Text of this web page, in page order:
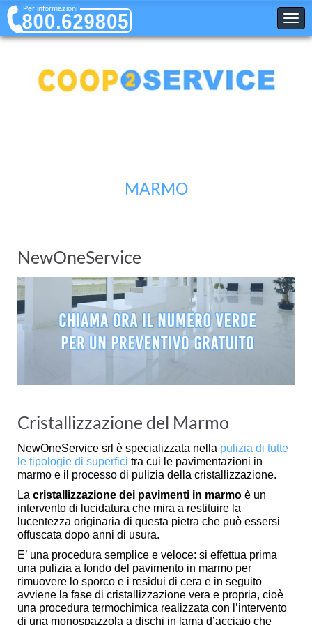
Per informazioni
800.629805
MARMO
NewOneService
Cristallizzazione del Marmo
NewOneService srl è specializzata nella pulizia di tutte
le tipologie di superfici tra cui le pavimentazioni in
marmo e il processo di pulizia della cristallizzazione.
La cristallizzazione dei pavimenti in marmo è un
intervento di lucidatura che mira a restituire la
lucentezza originaria di questa pietra che può essersi
offuscata dopo anni di usura.
E’ una procedura semplice e veloce: si effettua prima
una pulizia a fondo del pavimento in marmo per
rimuovere lo sporco e i residui di cera e in seguito
avviene la fase di cristallizzazione vera e propria, cioè
una procedura termochimica realizzata con l’intervento
di una monospazzola a dischi in lama d’acciaio che